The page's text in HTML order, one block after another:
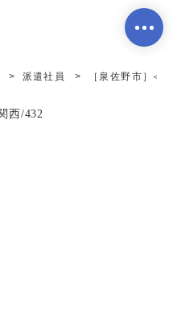
派遣社員 ［泉佐野市］≪